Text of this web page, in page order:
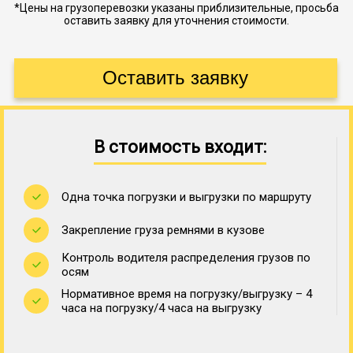
*Цены на грузоперевозки указаны приблизительные, просьба
оставить заявку для уточнения стоимости.
В стоимость входит:
Одна точка погрузки и выгрузки по маршруту
Закрепление груза ремнями в кузове
Контроль водителя распределения грузов по
осям
Нормативное время на погрузку/выгрузку – 4
часа на погрузку/4 часа на выгрузку